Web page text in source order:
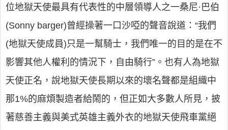
位地獄天使最具有代表性的中層領導人之一桑尼·巴伯
(Sonny barger)曾經操著一口沙啞的聲音說道：“我們
(地獄天使成員)只是一幫騎士，我們唯一的目的是在不
影響其他人權利的情況下，自由騎行”。也有人為地獄
天使正名，說地獄天使長期以來的壞名聲都是組織中
那1%的麻煩製造者給鬧的，但正如大多數人所見，披
著慈善主義與美式英雄主義外衣的地獄天使飛車黨絕